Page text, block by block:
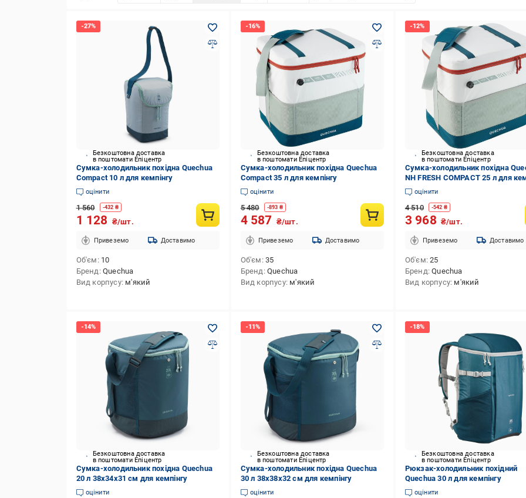
Безкоштовна доставка
в поштомати Епіцентр
Сумка-холодильник похідна Quechua
Compact 10 л для кемпінгу
оцінити
1 560 -432 ₴
1 128 ₴/шт.
Привеземо Доставимо
Об'єм 10
Бренд Quechua
Вид корпусу м'який
Безкоштовна доставка
в поштомати Епіцентр
Сумка-холодильник похідна Quechua
Compact 35 л для кемпінгу
оцінити
5 480 -893 ₴
4 587 ₴/шт.
Привеземо Доставимо
Об'єм 35
Бренд Quechua
Вид корпусу м'який
Безкоштовна доставка
в поштомати Епіцентр
Сумка-холодильник похідна
NH FRESH COMPACT 25 л для
оцінити
4 510 -542 ₴
3 968 ₴/шт.
Привеземо Доставимо
Об'єм 25
Бренд Quechua
Вид корпусу м'який
Безкоштовна доставка
в поштомати Епіцентр
Сумка-холодильник похідна Quechua
20 л 38х34х31 см для кемпінгу
оцінити
Безкоштовна доставка
в поштомати Епіцентр
Сумка-холодильник похідна Quechua
30 л 38х38х32 см для кемпінгу
оцінити
Безкоштовна доставка
в поштомати Епіцентр
Рюкзак-холодильник похідний
Quechua 30 л для кемпінгу
оцінити